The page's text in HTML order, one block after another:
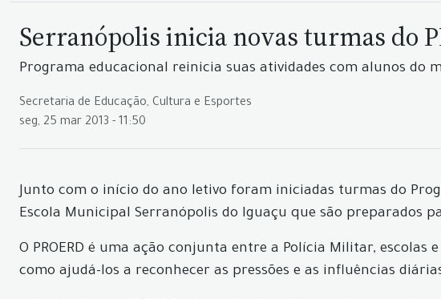
Serranópolis inicia novas turmas do
Programa educacional reinicia suas atividades com alunos do
Secretaria de Educação, Cultura e Esportes
seg, 25 mar 2013 - 11:50
Junto com o início do ano letivo foram iniciadas turmas do
Escola Municipal Serranópolis do Iguaçu que são preparados
O PROERD é uma ação conjunta entre a Polícia Militar,
como ajudá-los a reconhecer as pressões e as influências